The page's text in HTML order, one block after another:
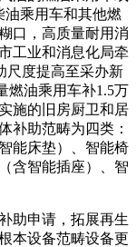
油乘用车和其他燃
口，高质量耐用消
工业和消息化局牵
尺度提高至采办新
燃油乘用车补1.5万
施的旧房厨卫和居
补助范畴为四类：
能床垫）、智能椅
含智能插座）、智
助申请，拓展再生
本设备范畴设备更